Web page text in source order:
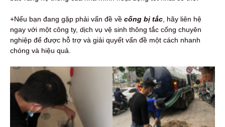
+Nếu bạn đang gặp phải vấn đề về cống bị tắc , hãy liên hệ
ngay với một công ty, dịch vụ vệ sinh thông tắc cống chuyên
nghiệp để được hỗ trợ và giải quyết vấn đề một cách nhanh
chóng và hiệu quả.